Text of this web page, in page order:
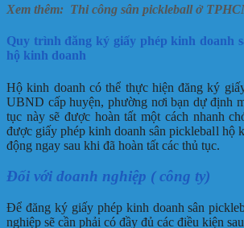
Xem thêm: Thi công sân pickleball ở
Quy trình đăng ký giấy phép kinh doanh
hộ kinh doanh
Hộ kinh doanh có thể thực hiện đăng ký
UBND cấp huyện, phường nơi bạn dự định
tục này sẽ được hoàn tất một cách nhanh
được giấy phép kinh doanh sân pickleball hộ
động ngay sau khi đã hoàn tất các thủ tục.
Đối với doanh nghiệp ( công ty)
Để đăng ký giấy phép kinh doanh sân
nghiệp sẽ cần phải có đầy đủ các điều kiện